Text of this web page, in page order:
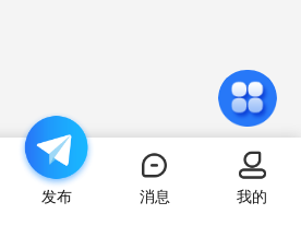
发布 消息 我的